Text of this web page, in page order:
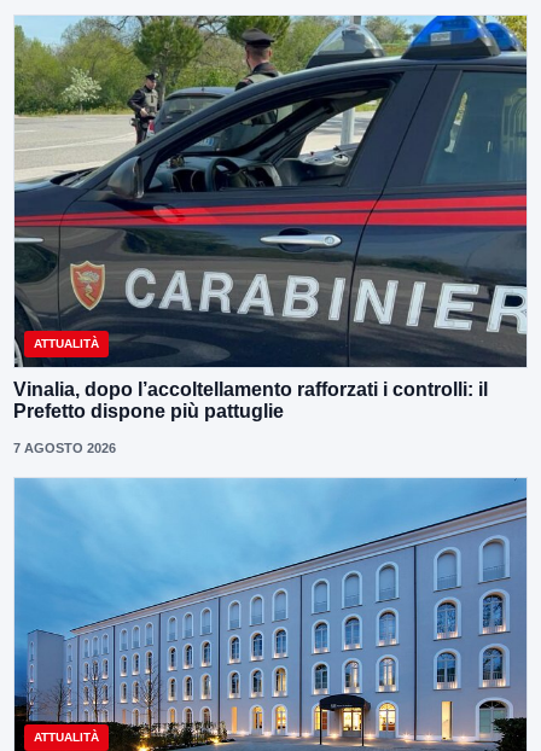
ATTUALITÀ
Vinalia, dopo l’accoltellamento rafforzati i controlli: il
Prefetto dispone più pattuglie
7 AGOSTO 2026
ATTUALITÀ